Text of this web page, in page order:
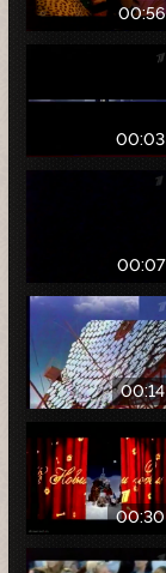
00:56
00:03
00:07
00:14
00:30